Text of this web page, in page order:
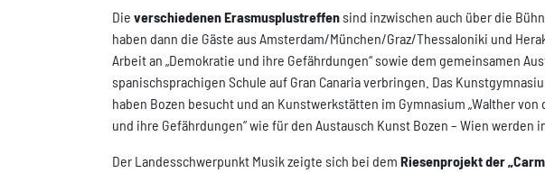
Die verschiedenen Erasmusplustreffensind inzwischen auch über die
haben dann die Gäste aus Amsterdam/München/Graz/Thessaloniki und
Arbeit an „Demokratie und ihre Gefährdungen“ sowie dem gemeinsamen
spanischsprachigen Schule auf Gran Canaria verbringen. Das
haben Bozen besucht und an Kunstwerkstätten im Gymnasium „Walther
und ihre Gefährdungen“ wie für den Austausch Kunst Bozen – Wien
Der Landesschwerpunkt Musik zeigte sich bei dem Riesenprojekt der